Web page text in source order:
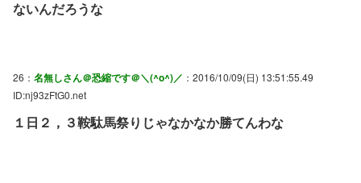
ないんだろうな
26： 名無しさん＠恐縮です＠＼(^o^)／ ：2016/10/09(日) 13:51:55.49
ID:nj93zFtG0.net
１日２，３鞍駄馬祭りじゃなかなか勝てんわな